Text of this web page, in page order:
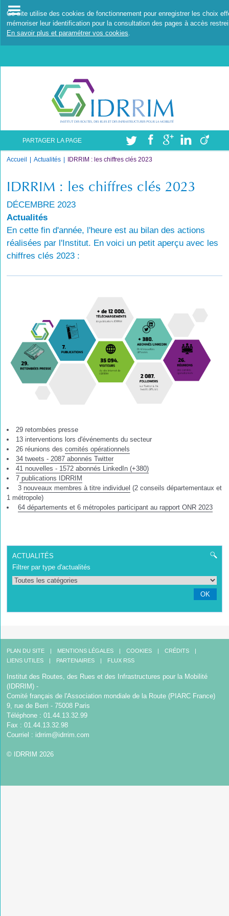
Ce site utilise des cookies de fonctionnement pour enregistrer les choix
mémoriser leur identification pour la consultation des pages à accès
En savoir plus et paramétrer vos cookies
PARTAGER LA PAGE
Accueil Actualités IDRRIM : les chiffres clés 2023
IDRRIM : les chiffres clés 2023
DÉCEMBRE 2023
Actualités
En cette fin d'année, l'heure est au bilan des actions
réalisées par l'Institut. En voici un petit aperçu avec les
chiffres clés 2023 :
29 retombées presse
13 interventions lors d'événements du secteur
26 réunions des comités opérationnels
34 tweets - 2087 abonnés Twitter
41 nouvelles - 1572 abonnés LinkedIn (+380)
7 publications IDRRIM
3 nouveaux membres à titre individuel (2 conseils départementaux et
1 métropole)
64 départements et 6 métropoles participant au rapport ONR 2023
ACTUALITÉS
Filtrer par type d'actualités
OK
PLAN DU SITE MENTIONS LÉGALES COOKIES
CRÉDITS
LIENS UTILES
PARTENAIRES FLUX RSS
Institut des Routes, des Rues et des Infrastructures pour la Mobilité
(IDRRIM) -
Comité français de l'Association mondiale de la Route (PIARC France)
9, rue de Berri - 75008 Paris
Téléphone : 01.44.13.32.99
Fax : 01.44.13.32.98
Courriel : idrrim@idrrim.com
© IDRRIM 2026